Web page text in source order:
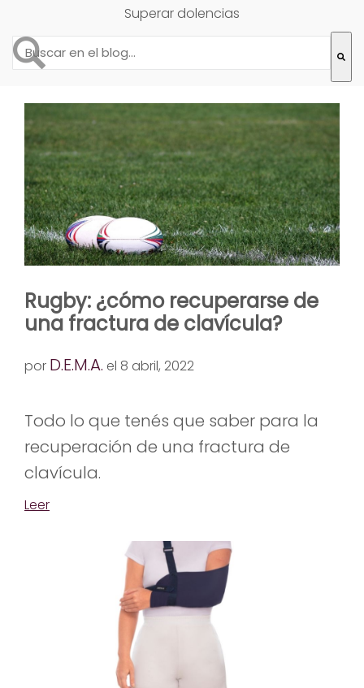
Superar dolencias
Esto es un campo de búsqueda con una función de
Rugby: ¿cómo recuperarse de
una fractura de clavícula?
por D.E.M.A. el 8 abril, 2022
Todo lo que tenés que saber para la
recuperación de una fractura de
clavícula.
Leer